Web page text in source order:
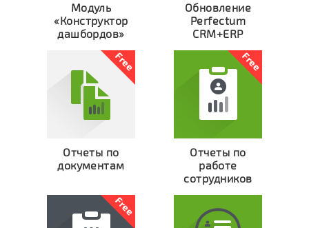
Модуль
«Конструктор
дашбордов»
Обновление
Perfectum
CRM+ERP
Отчеты по
документам
Отчеты по
работе
сотрудников